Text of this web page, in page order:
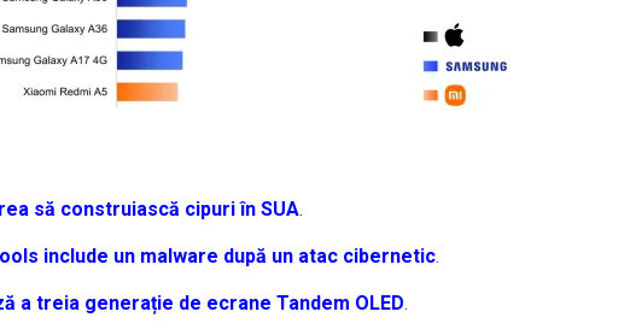
să construiască cipuri în SUA.
include un malware după un atac cibernetic.
a treia generație de ecrane Tandem OLED.